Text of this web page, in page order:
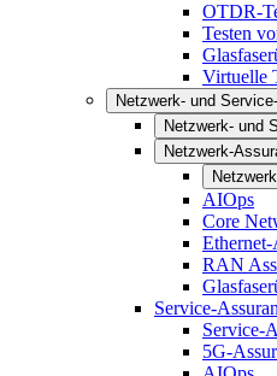
OTDR-
Testen
Virtuelle
Netzwerk- und
Netzwerk- und
Netzwerk-
AIOps
Core
Ethernet-
RAN
Service-
Service-
5G-